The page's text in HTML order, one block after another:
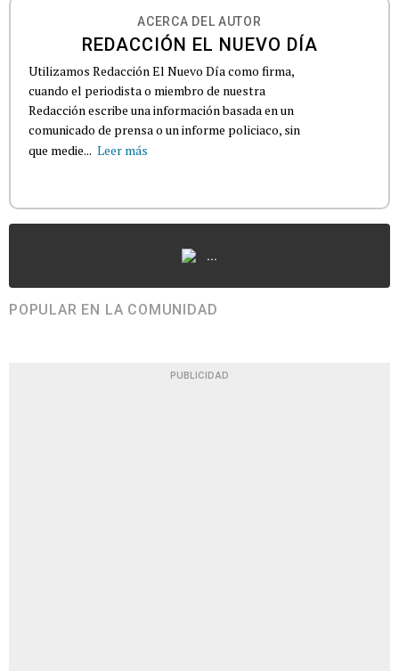
ACERCA DEL AUTOR
REDACCIÓN EL NUEVO DÍA
Utilizamos Redacción El Nuevo Día como firma,
cuando el periodista o miembro de nuestra
Redacción escribe una información basada en un
comunicado de prensa o un informe policiaco, sin
que medie... Leer más
...
POPULAR EN LA COMUNIDAD
PUBLICIDAD